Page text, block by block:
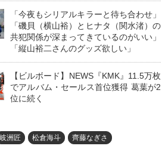
「今夜もシリアルキラーと待ち合わせ」
「磯貝（横山裕）とヒナタ（関水渚）の
共犯関係が深まってきているのがいい」
「縦山裕二さんのグッズ欲しい」
【ビルボード】NEWS『KMK』11.5万枚
でアルバム・セールス首位獲得 葛葉が2
位に続く
岐洲匠 松倉海斗 齊藤なぎさ